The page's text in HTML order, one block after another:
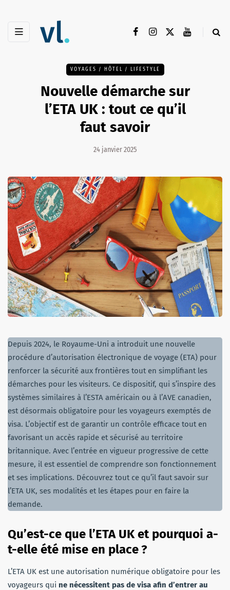
VOYAGES / HÔTEL / LIFESTYLE
Nouvelle démarche sur
l’ETA UK : tout ce qu’il
faut savoir
24 janvier 2025
Depuis 2024, le Royaume-Uni a introduit une nouvelle
procédure d’autorisation électronique de voyage (ETA) pour
renforcer la sécurité aux frontières tout en simplifiant les
démarches pour les visiteurs. Ce dispositif, qui s’inspire des
systèmes similaires à l’ESTA américain ou à l’AVE canadien,
est désormais obligatoire pour les voyageurs exemptés de
visa. L’objectif est de garantir un contrôle efficace tout en
favorisant un accès rapide et sécurisé au territoire
britannique. Avec l’entrée en vigueur progressive de cette
mesure, il est essentiel de comprendre son fonctionnement
et ses implications. Découvrez tout ce qu’il faut savoir sur
l’ETA UK, ses modalités et les étapes pour en faire la
demande.
Qu’est-ce que l’ETA UK et pourquoi a-
t-elle été mise en place?
L’ETA UK est une autorisation numérique obligatoire pour les
voyageurs qui ne nécessitent pas de visa afin d’entrer au